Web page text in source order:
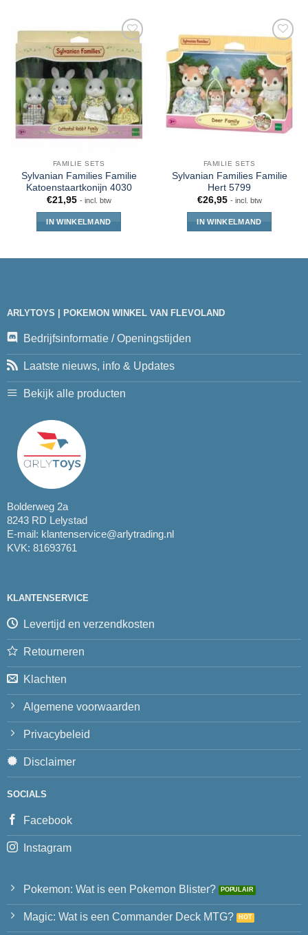
FAMILIE SETS
Sylvanian Families Familie
Katoenstaartkonijn 4030
€21,95 - incl. btw
IN WINKELMAND
FAMILIE SETS
Sylvanian Families Familie
Hert 5799
€26,95 - incl. btw
IN WINKELMAND
ARLYTOYS | POKEMON WINKEL VAN FLEVOLAND
Bedrijfsinformatie / Openingstijden
Laatste nieuws, info & Updates
Bekijk alle producten
Bolderweg 2a
8243 RD Lelystad
E-mail: klantenservice@arlytrading.nl
KVK: 81693761
KLANTENSERVICE
Levertijd en verzendkosten
Retourneren
Klachten
Algemene voorwaarden
Privacybeleid
Disclaimer
SOCIALS
Facebook
Instagram
Pokemon: Wat is een Pokemon Blister?
Magic: Wat is een Commander Deck MTG?